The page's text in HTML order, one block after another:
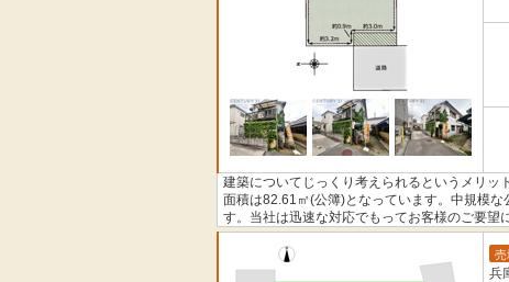
建築についてじっくり考えられるというメリ
面積は82.61㎡(公簿)となっています。中規模
す。当社は迅速な対応でもってお客様のご要望
をお待ちしております。
売
兵